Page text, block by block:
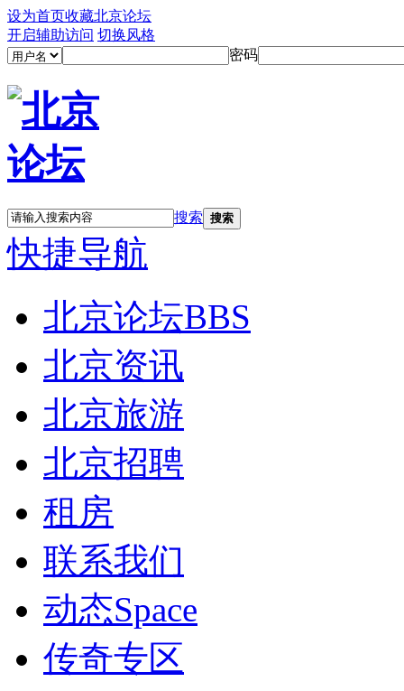
设为首页收藏北京论坛
开启辅助访问 切换风格
密码
搜索 搜索
快捷导航
北京论坛BBS
北京资讯
北京旅游
北京招聘
租房
联系我们
动态Space
传奇专区